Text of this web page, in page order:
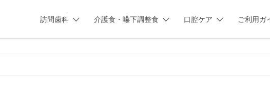
訪問歯科 介護食・嚥下調整食 口腔ケア ご利用ガ